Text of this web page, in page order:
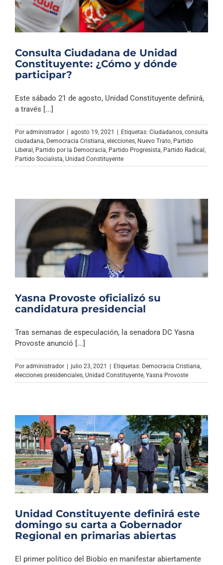
Consulta Ciudadana de Unidad
Constituyente: ¿Cómo y dónde
participar?
Este sábado 21 de agosto, Unidad Constituyente definirá,
a través [...]
Por administrador agosto 19, 2021 Etiquetas: Ciudadanos, consulta
ciudadana, Democracia Cristiana, elecciones, Nuevo Trato, Partido
Liberal , Partido por la Democracia, Partido Progresista, Partido Radical ,
Partido Socialista, Unidad Constituyente
Yasna Provoste oficializó su
candidatura presidencial
Tras semanas de especulación, la senadora DC Yasna
Provoste anunció [...]
Por administrador | julio 23, 2021 | Etiquetas: Democracia Cristiana
elecciones presidenciales Unidad Constituyente Yasna Provoste
Unidad Constituyente definirá este
domingo su carta a Gobernador
Regional en primarias abiertas
El primer político del Biobío en manifestar abiertamente